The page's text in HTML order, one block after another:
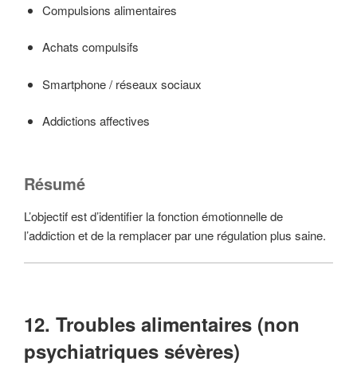
Compulsions alimentaires
Achats compulsifs
Smartphone / réseaux sociaux
Addictions affectives
Résumé
L’objectif est d’identifier la fonction émotionnelle de
l’addiction et de la remplacer par une régulation plus saine.
12. Troubles alimentaires (non
psychiatriques sévères)